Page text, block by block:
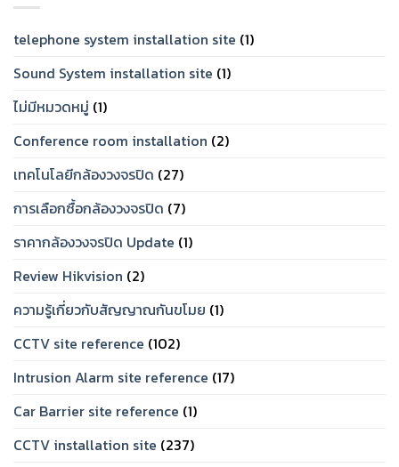
ถือ
ปี
2026
Set
โจทย์
telephone system installation site (1)
Sound System installation site (1)
ไม่มีหมวดหมู่ (1)
Conference room installation (2)
เทคโนโลยีกล้องวงจรปิด (27)
การเลือกซื้อกล้องวงจรปิด (7)
ราคากล้องวงจรปิด Update (1)
Review Hikvision (2)
ความรู้เกี่ยวกับสัญญาณกันขโมย (1)
CCTV site reference (102)
Intrusion Alarm site reference (17)
Car Barrier site reference (1)
CCTV installation site (237)